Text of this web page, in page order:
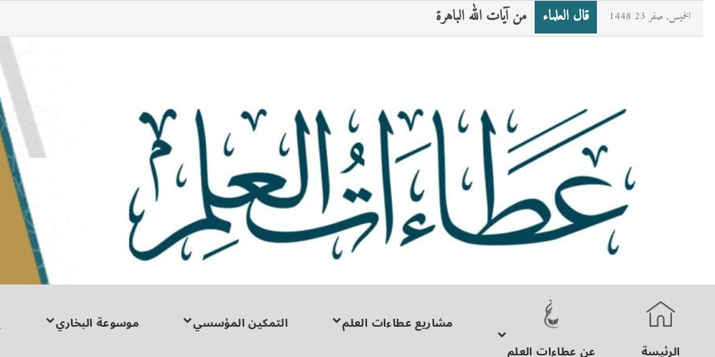
الخميس, صفر 23 1448 قال العلماء من آيات الله الباهرة
الرئيسة عن عطاءات العلم
مشاريع عطاءات العلم التمكين المؤسسي موسوعة البخاري